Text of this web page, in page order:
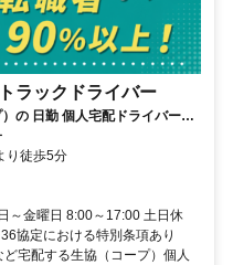
ラックドライバー
の 日勤 個人宅配ドライバー
り徒歩5分
～金曜日 8:00～17:00 土日休
協定における特別条項あり
宅配する生協（コープ）個人